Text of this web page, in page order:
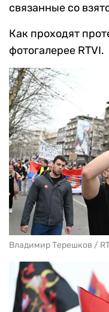
связанные со
Как проходят
фотогалерее RTVI.
Владимир Терешков /